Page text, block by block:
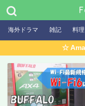
海外ドラマ 雑記 料理
☆